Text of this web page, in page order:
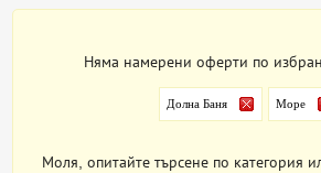
Няма намерени оферти по
Долна Баня Море
Моля, опитайте търсене по категория